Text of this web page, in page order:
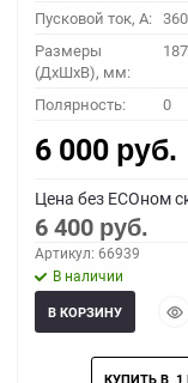
Пусковой ток, A: 360
Размеры
(ДхШхВ), мм:
Полярность: 0
6 000 руб.
Цена без ECOном
6 400 руб.
Артикул: 66939
В наличии
В КОРЗИНУ